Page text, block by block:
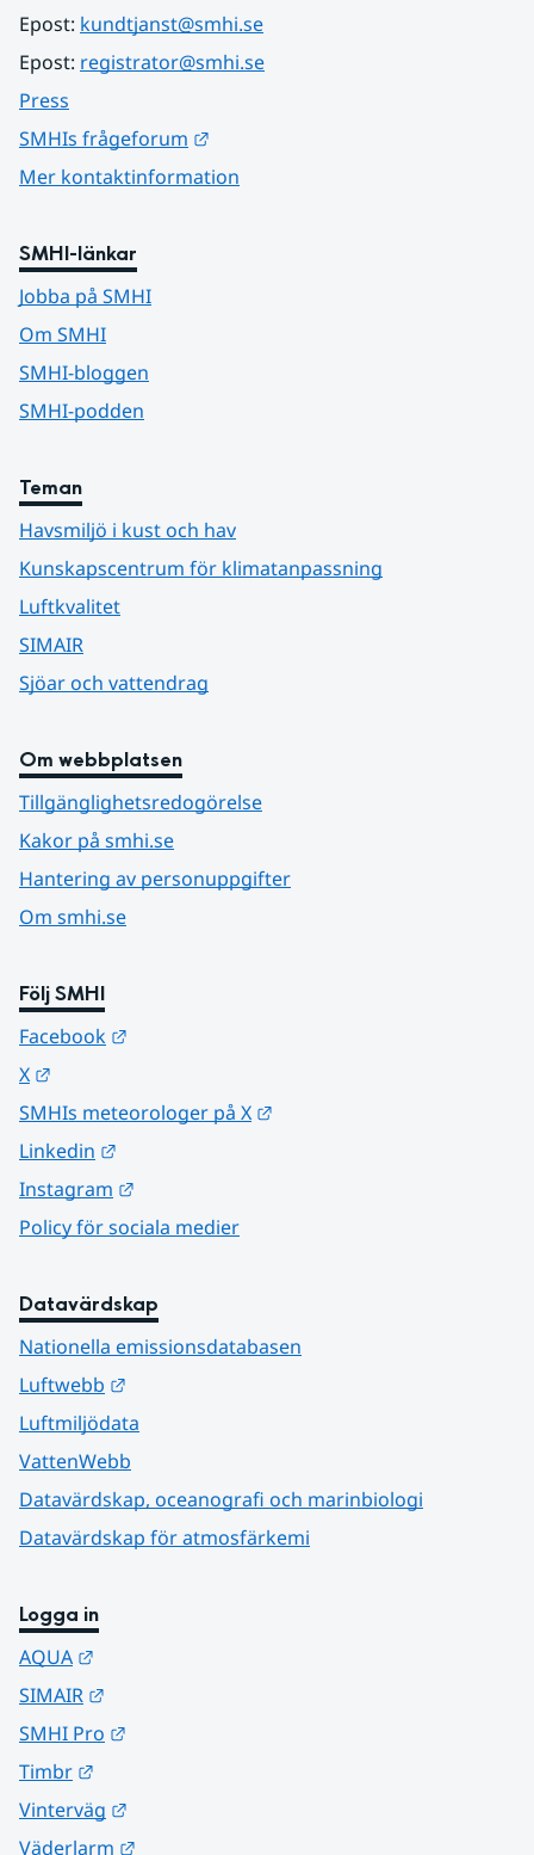
Epost: kundtjanst@smhi.se
Epost: registrator@smhi.se
Press
SMHIs frågeforum
Mer kontaktinformation
SMHI-länkar
Jobba på SMHI
Om SMHI
SMHI-bloggen
SMHI-podden
Teman
Havsmiljö i kust och hav
Kunskapscentrum för klimatanpassning
Luftkvalitet
SIMAIR
Sjöar och vattendrag
Om webbplatsen
Tillgänglighetsredogörelse
Kakor på smhi.se
Hantering av personuppgifter
Om smhi.se
Följ SMHI
Facebook
X
SMHIs meteorologer på X
Linkedin
Instagram
Policy för sociala medier
Datavärdskap
Nationella emissionsdatabasen
Luftwebb
Luftmiljödata
VattenWebb
Datavärdskap, oceanografi och marinbiologi
Datavärdskap för atmosfärkemi
Logga in
AQUA
SIMAIR
SMHI Pro
Timbr
Vinterväg
Väderlarm